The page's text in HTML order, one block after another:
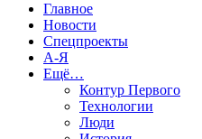
Главное
Новости
Спецпроекты
А-Я
Ещё…
Контур Первого
Технологии
Люди